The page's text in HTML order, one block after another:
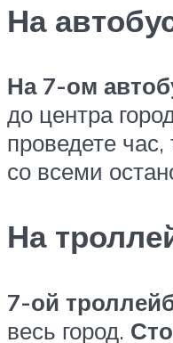
На
На 7-ом
до центра
проведете час,
со всеми
На
7-ой
весь город.